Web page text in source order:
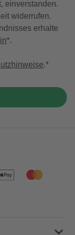
einverstanden.
widerrufen.
erhalte
*.
.